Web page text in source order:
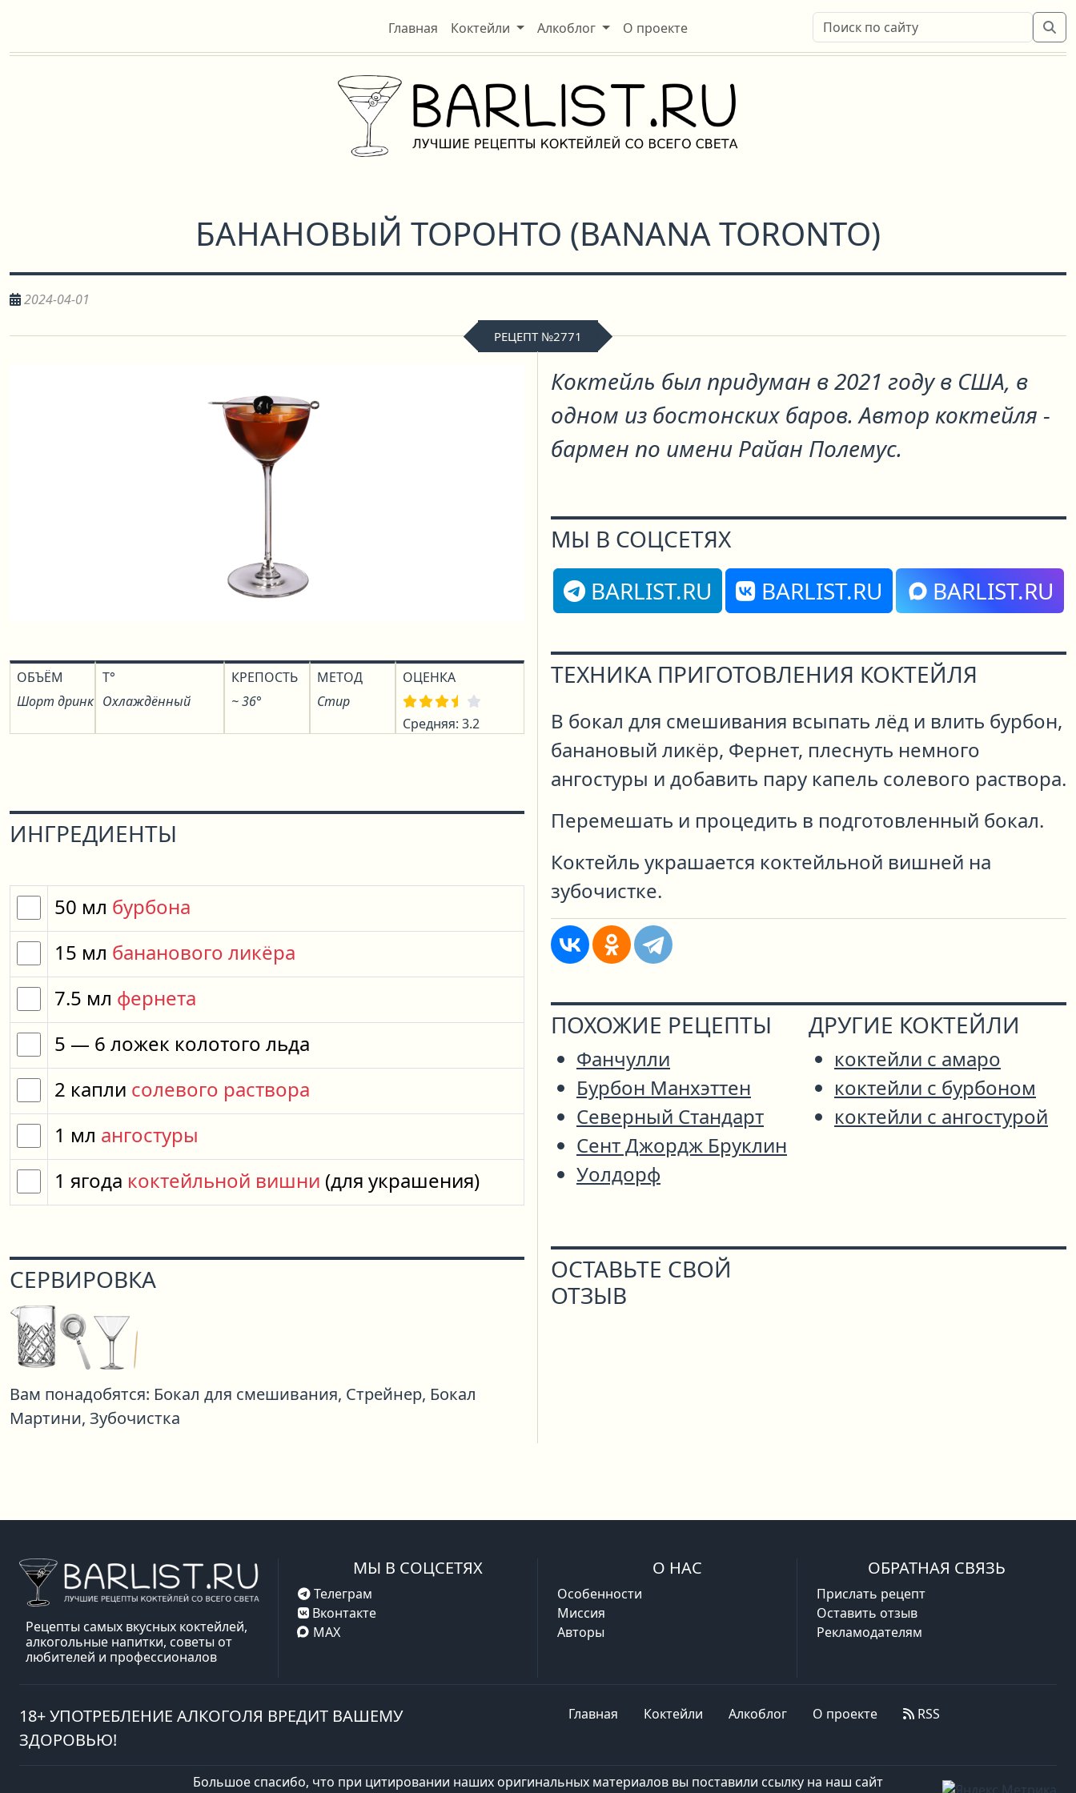
Главная Коктейли Алкоблог О проекте
БАНАНОВЫЙ ТОРОНТО (BANANA TORONTO)
2024-04-01
РЕЦЕПТ №2771
ОБЪЁМ
Шорт дринк
T°
Охлаждённый
КРЕПОСТЬ
~ 36°
МЕТОД
Стир
ОЦЕНКА
Средняя: 3.2
ИНГРЕДИЕНТЫ
50 мл бурбона
15 мл бананового ликёра
7.5 мл фернета
5 — 6 ложек колотого льда
2 капли солевого раствора
1 мл ангостуры
1 ягода коктейльной вишни (для украшения)
СЕРВИРОВКА
Вам понадобятся: Бокал для смешивания, Стрейнер, Бокал
Мартини, Зубочистка
Коктейль был придуман в 2021 году в США, в
одном из бостонских баров. Автор коктейля -
бармен по имени Райан Полемус.
МЫ В СОЦСЕТЯХ
BARLIST.RU
BARLIST.RU BARLIST.RU
ТЕХНИКА ПРИГОТОВЛЕНИЯ КОКТЕЙЛЯ
В бокал для смешивания всыпать лёд и влить бурбон,
банановый ликёр, Фернет, плеснуть немного
ангостуры и добавить пару капель солевого раствора.
Перемешать и процедить в подготовленный бокал.
Коктейль украшается коктейльной вишней на
зубочистке.
ПОХОЖИЕ РЕЦЕПТЫ
Фанчулли
Бурбон Манхэттен
Северный Стандарт
Сент Джордж Бруклин
Уолдорф
ДРУГИЕ КОКТЕЙЛИ
коктейли с амаро
коктейли с бурбоном
коктейли с ангостурой
ОСТАВЬТЕ СВОЙ
ОТЗЫВ
Рецепты самых вкусных коктейлей,
алкогольные напитки, советы от
любителей и профессионалов
МЫ В СОЦСЕТЯХ
Телеграм
Вконтакте
MAX
О НАС
Особенности
Миссия
Авторы
ОБРАТНАЯ СВЯЗЬ
Прислать рецепт
Оставить отзыв
Рекламодателям
18+ УПОТРЕБЛЕНИЕ АЛКОГОЛЯ ВРЕДИТ ВАШЕМУ
ЗДОРОВЬЮ!
Главная Коктейли Алкоблог О проекте RSS
Большое спасибо, что при цитировании наших оригинальных материалов вы поставили ссылку на наш сайт